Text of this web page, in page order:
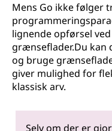
Mens Go ikke følger
lignende opførsel
grænseflader.Du
og bruge
giver mulighed for
klassisk arv.
Selv om der er